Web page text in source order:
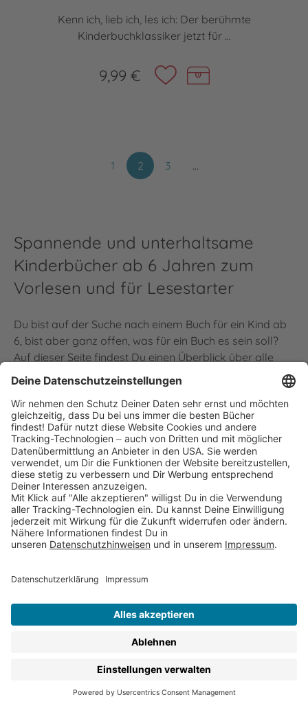
Kenn ich, lieb ich, les ich: Der berühmte
Kinderbuchklassiker jetzt für ...
9,99 €
1 2 3 …
Spannende und unterhaltsame
Kinderbücher ab 6 Jahren zum
Vorlesen und für Lesestarter
Du bist auf der Suche nach einem Buch für ein Kind ab
6, bist aber ganz offen, was für ein Buch es sein soll?
Auf dieser Seite findest Du einen Überblick über alle
Kinderbücher ab 6 Jahren, die unter dem Dach der
Thienemann Verlage erscheinen. Ganz gleich, ob
Kinderbuchklassiker oder neuer Kinderroman, ob zum
Vorlesenoder für LeseanfängerInnenzum ersten
Selberlesen, ob zum Lernen oder zum Träumen –
schau Dich um und entdecke neue Lieblingsbücher für
Kinder ab 6 Jahren.
Für Kinder ab 6 erscheinen in den Thienemann
Verlagen:
Bilderbücher
Kinderromane zum Selberlesen
Sachbücher für Kinder
Lernbücher & Rätselbücher
Malbücher & Stickerbücher
Kinderbuch-Ebooks